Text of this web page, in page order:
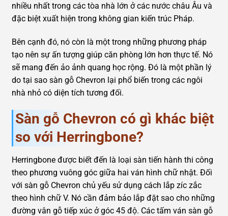
nhiều nhất trong các tòa nhà lớn ở các nước châu Âu và
đặc biệt xuất hiện trong không gian kiến trúc Pháp.
Bên cạnh đó, nó còn là một trong những phương pháp
tạo nên sự ấn tượng giúp căn phòng lớn hơn thực tế. Nó
sẽ mang đến ảo ảnh quang học rộng. Đó là một phần lý
do tại sao sàn gỗ Chevron lại phổ biến trong các ngôi
nhà nhỏ có diện tích tương đối.
Sàn gỗ Chevron có gì khác biệt
so với Herringbone?
Herringbone được biết đến là loại sàn tiến hành thi công
theo phương vuông góc giữa hai ván hình chữ nhật. Đối
với sàn gỗ Chevron chủ yếu sử dụng cách lắp zíc zắc
theo hình chữ V. Nó cần đảm bảo lắp đặt sao cho những
đường vân gỗ tiếp xúc ở góc 45 độ. Các tấm ván sàn gỗ